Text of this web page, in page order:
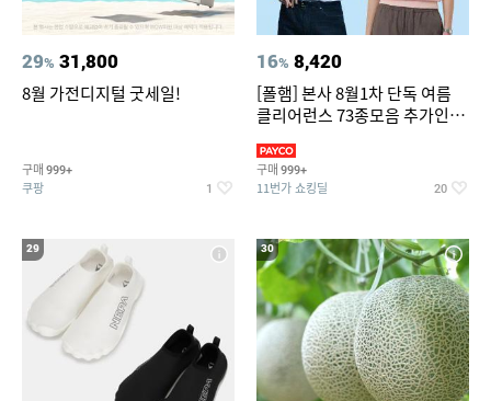
29% 31,800
8월 가전디지털 굿세일!
구매 999+
쿠팡 1
16% 8,420
[폴햄] 본사 8월1차 단독 여름
클리어런스 73종모음 추가인하
구매 999+
11번가 쇼킹딜 20
29 30